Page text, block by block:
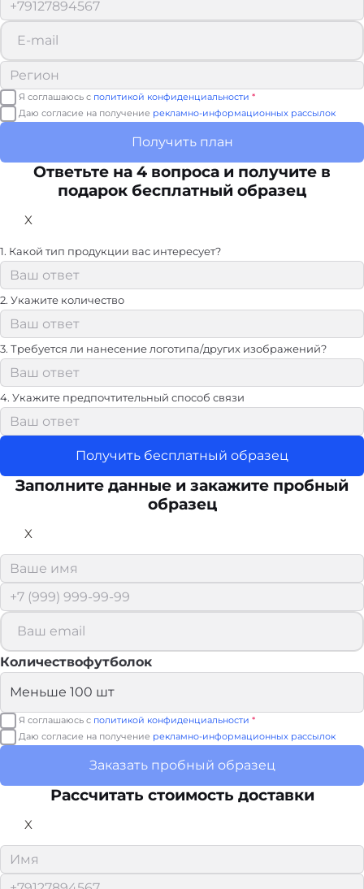
Я соглашаюсь с политикой конфиденциальности *
Даю согласие на получение рекламно-информационных рассылок
Получить план
Ответьте на 4 вопроса и получите в
подарок бесплатный образец
X
1. Какой тип продукции вас интересует?
2. Укажите количество
3. Требуется ли нанесение логотипа/других изображений?
4. Укажите предпочтительный способ связи
Получить бесплатный образец
Заполните данные и закажите пробный
образец
X
Количествофутболок
Я соглашаюсь с политикой конфиденциальности *
Даю согласие на получение рекламно-информационных рассылок
Заказать пробный образец
Рассчитать стоимость доставки
X